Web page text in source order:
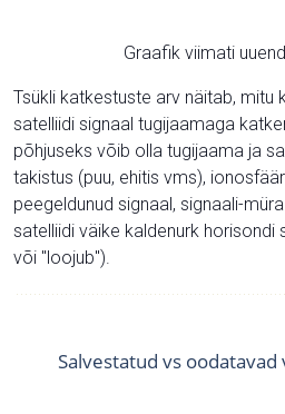
Graafik viimati
Tsükli katkestuste arv näitab, mitu
satelliidi signaal tugijaamaga
põhjuseks võib olla tugijaama ja
takistus (puu, ehitis vms),
peegeldunud signaal, signaali-
satelliidi väike kaldenurk horisondi
või "loojub").
Salvestatud vs